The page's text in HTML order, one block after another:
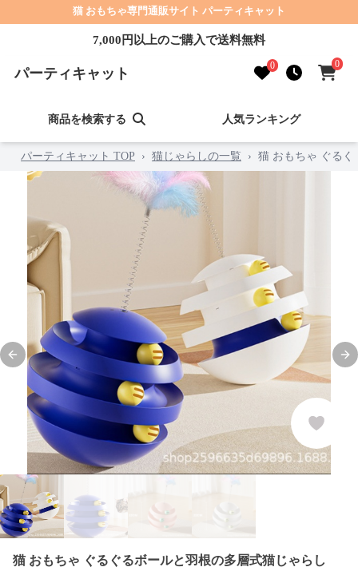
猫 おもちゃ専門通販サイト パーティキャット
7,000円以上のご購入で送料無料
パーティキャット 0 0
商品を検索する 人気ランキング
パーティキャット TOP › 猫じゃらしの一覧 › 猫 おもちゃ ぐるぐ
Previous slide
猫 おもちゃ ぐるぐるボールと羽根の多層式猫じゃらし